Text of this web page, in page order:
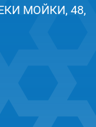
МОЙКИ, 48,